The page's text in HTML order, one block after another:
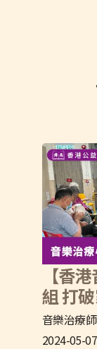
【香
組 打
音樂治療
2024-05-07